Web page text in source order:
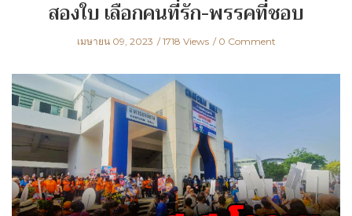
สองใบ เลือกคนที่รัก-พรรคที่ชอบ
เมษายน 09, 2023 1718 Views 0 Comment